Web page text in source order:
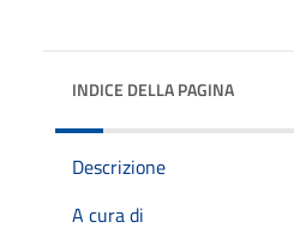
INDICE DELLA PAGINA
Descrizione
A cura di